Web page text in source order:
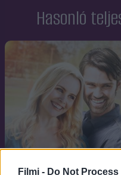
Filmi - Do Not
Hasonló